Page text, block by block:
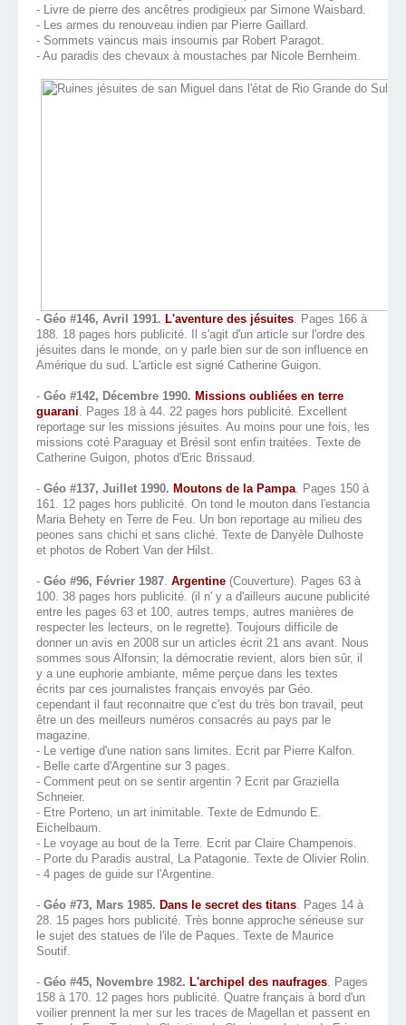
- Livre de pierre des ancêtres prodigieux par Simone Waisbard.
- Les armes du renouveau indien par Pierre Gaillard.
- Sommets vaincus mais insoumis par Robert Paragot.
- Au paradis des chevaux à moustaches par Nicole Bernheim.
- Géo #146, Avril 1991. L'aventure des jésuites. Pages 166 à
188. 18 pages hors publicité. Il s'agit d'un article sur l'ordre des
jésuites dans le monde, on y parle bien sur de son influence en
Amérique du sud. L'article est signé Catherine Guigon.
- Géo #142, Décembre 1990. Missions oubliées en terre
guarani. Pages 18 à 44. 22 pages hors publicité. Excellent
reportage sur les missions jésuites. Au moins pour une fois, les
missions coté Paraguay et Brésil sont enfin traitées. Texte de
Catherine Guigon, photos d'Eric Brissaud.
- Géo #137, Juillet 1990. Moutons de la Pampa. Pages 150 à
161. 12 pages hors publicité. On tond le mouton dans l'estancia
Maria Behety en Terre de Feu. Un bon reportage au milieu des
peones sans chichi et sans cliché. Texte de Danyèle Dulhoste
et photos de Robert Van der Hilst.
- Géo #96, Février 1987. Argentine (Couverture). Pages 63 à
100. 38 pages hors publicité. (il n' y a d'ailleurs aucune publicité
entre les pages 63 et 100, autres temps, autres manières de
respecter les lecteurs, on le regrette). Toujours difficile de
donner un avis en 2008 sur un articles écrit 21 ans avant. Nous
sommes sous Alfonsin; la démocratie revient, alors bien sûr, il
y a une euphorie ambiante, même perçue dans les textes
écrits par ces journalistes français envoyés par Géo.
cependant il faut reconnaitre que c'est du très bon travail, peut
être un des meilleurs numéros consacrés au pays par le
magazine.
- Le vertige d'une nation sans limites. Ecrit par Pierre Kalfon.
- Belle carte d'Argentine sur 3 pages.
- Comment peut on se sentir argentin ? Ecrit par Graziella
Schneier.
- Etre Porteno, un art inimitable. Texte de Edmundo E.
Eichelbaum.
- Le voyage au bout de la Terre. Ecrit par Claire Champenois.
- Porte du Paradis austral, La Patagonie. Texte de Olivier Rolin.
- 4 pages de guide sur l'Argentine.
- Géo #73, Mars 1985. Dans le secret des titans. Pages 14 à
28. 15 pages hors publicité. Très bonne approche sérieuse sur
le sujet des statues de l'ile de Paques. Texte de Maurice
Soutif.
- Géo #45, Novembre 1982. L'archipel des naufrages. Pages
158 à 170. 12 pages hors publicité. Quatre français à bord d'un
voilier prennent la mer sur les traces de Magellan et passent en